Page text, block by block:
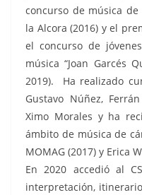
concurso de música de
la Alcora (2016) y el
el concurso de
música “Joan Garcés
2019). Ha realizado
Gustavo Núñez,
Ximo Morales y ha
ámbito de música de
MOMAG (2017) y Erica
En 2020 accedió al
interpretación,